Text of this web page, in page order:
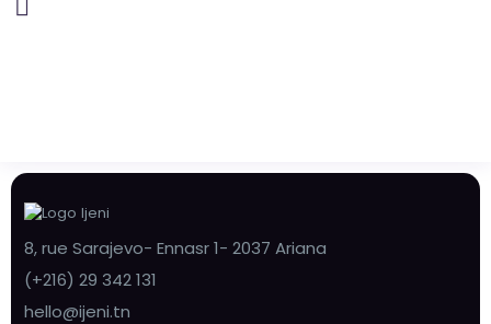
8, rue Sarajevo- Ennasr 1- 2037 Ariana
(+216) 29 342 131
hello@ijeni.tn